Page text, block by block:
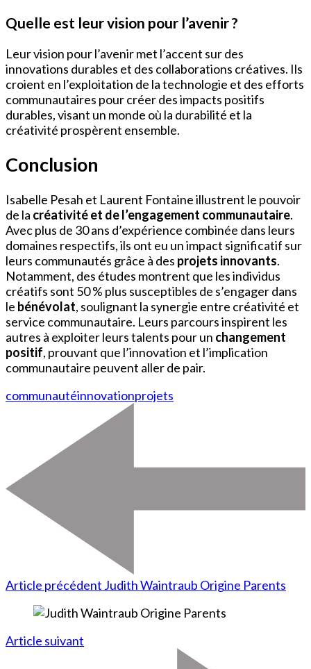
Quelle est leur vision pour l’avenir ?
Leur vision pour l’avenir met l’accent sur des
innovations durables et des collaborations créatives. Ils
croient en l’exploitation de la technologie et des efforts
communautaires pour créer des impacts positifs
durables, visant un monde où la durabilité et la
créativité prospèrent ensemble.
Conclusion
Isabelle Pesah et Laurent Fontaine illustrent le pouvoir
de la créativité et de l’engagement communautaire.
Avec plus de 30 ans d’expérience combinée dans leurs
domaines respectifs, ils ont eu un impact significatif sur
leurs communautés grâce à des projets innovants.
Notamment, des études montrent que les individus
créatifs sont 50 % plus susceptibles de s’engager dans
le bénévolat, soulignant la synergie entre créativité et
service communautaire. Leurs parcours inspirent les
autres à exploiter leurs talents pour un changement
positif, prouvant que l’innovation et l’implication
communautaire peuvent aller de pair.
communautéinnovationprojets
Article précédent Judith Waintraub Origine Parents
Article suivant